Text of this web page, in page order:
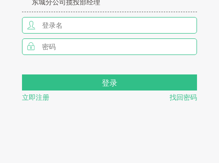
东城分公司揽投部经理
登录
立即注册 找回密码